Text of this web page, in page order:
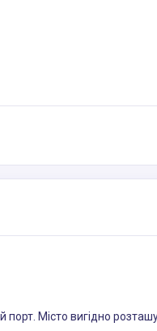
порт. Місто вигідно